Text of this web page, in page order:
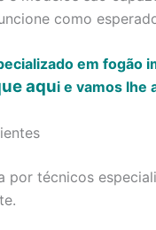
como
em fogão
aquie vamos lhe
por técnicos